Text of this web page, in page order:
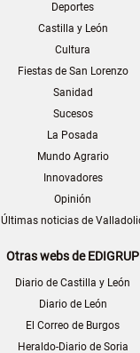
Deportes
Castilla y León
Cultura
Fiestas de San Lorenzo
Sanidad
Sucesos
La Posada
Mundo Agrario
Innovadores
Opinión
Últimas noticias de
Otras webs de EDIGRUP
Diario de Castilla y León
Diario de León
El Correo de Burgos
Heraldo-Diario de Soria